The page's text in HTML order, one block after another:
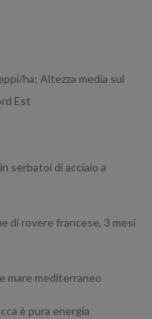
ha; Altezza media sul
Est
serbatoi di acciaio a
di rovere francese, 3 mesi
mare mediterraneo
è pura energia